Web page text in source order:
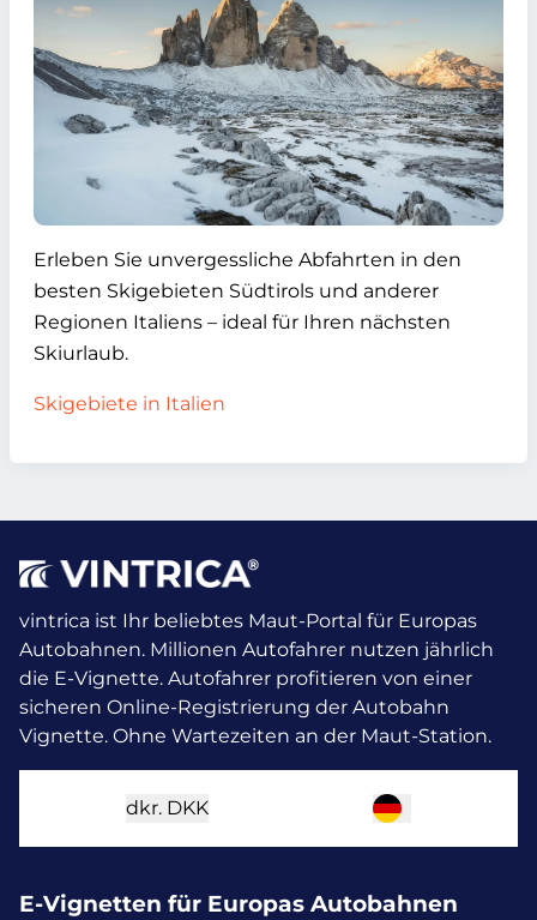
Erleben Sie unvergessliche Abfahrten in den
besten Skigebieten Südtirols und anderer
Regionen Italiens – ideal für Ihren nächsten
Skiurlaub.
Skigebiete in Italien
vintrica ist Ihr beliebtes Maut-Portal für Europas
Autobahnen. Millionen Autofahrer nutzen jährlich
die E-Vignette. Autofahrer profitieren von einer
sicheren Online-Registrierung der Autobahn
Vignette. Ohne Wartezeiten an der Maut-Station.
dkr. DKK
E-Vignetten für Europas Autobahnen